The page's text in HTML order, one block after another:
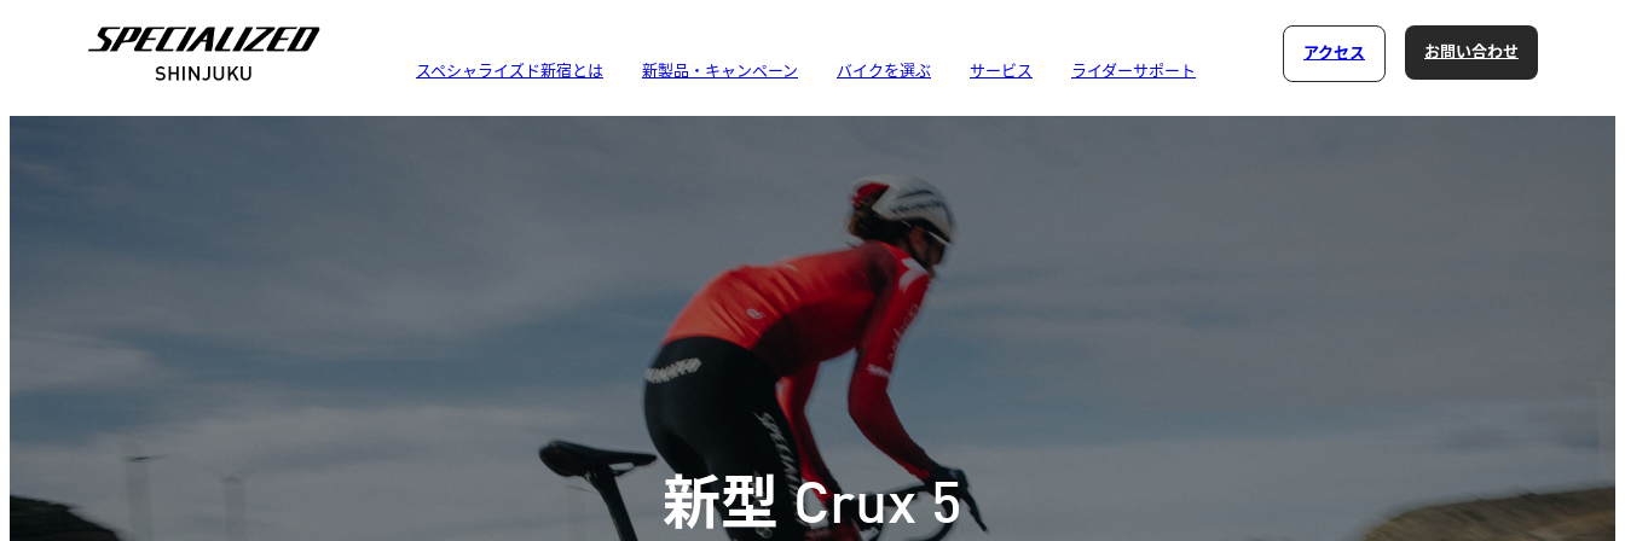
スペシャライズド新宿とは 新製品・キャンペーン バイクを選ぶ サービス ライダーサポート
アクセス お問い合わせ
Roval アップグレードプログラム